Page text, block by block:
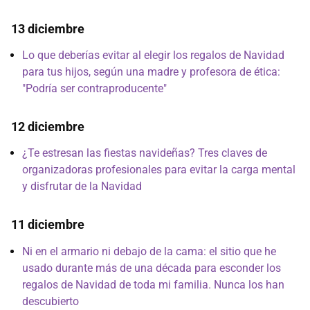
13 diciembre
Lo que deberías evitar al elegir los regalos de Navidad
para tus hijos, según una madre y profesora de ética:
"Podría ser contraproducente"
12 diciembre
¿Te estresan las fiestas navideñas? Tres claves de
organizadoras profesionales para evitar la carga mental
y disfrutar de la Navidad
11 diciembre
Ni en el armario ni debajo de la cama: el sitio que he
usado durante más de una década para esconder los
regalos de Navidad de toda mi familia. Nunca los han
descubierto